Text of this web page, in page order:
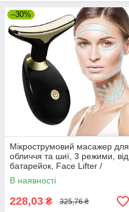
–30%
Мікрострумовий масажер для
обличчя та шиї, 3 режими, від
батарейок, Face Lifter /
Ліфтинг масажер для
обличчя
В наявності
228,03 ₴ 325,76 ₴